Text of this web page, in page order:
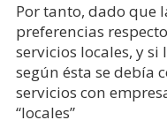
Por tanto, dado que
preferencias
servicios locales, y si
según ésta se debía
servicios con
“locales”